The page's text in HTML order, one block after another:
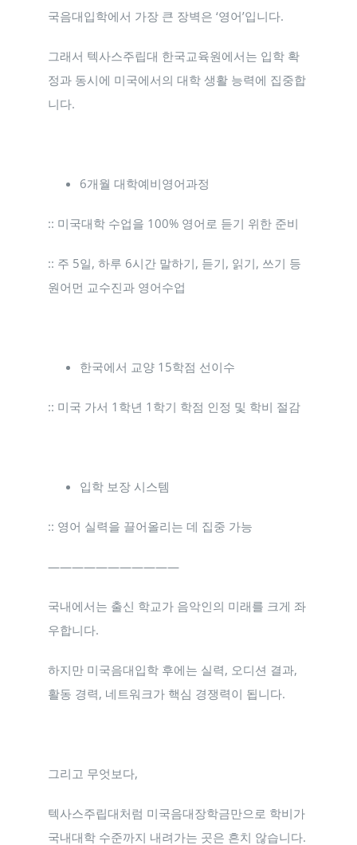
국음대입학에서 가장 큰 장벽은 ‘영어’입니다.
그래서 텍사스주립대 한국교육원에서는 입학 확
정과 동시에 미국에서의 대학 생활 능력에 집중합
니다.
6개월 대학예비영어과정
:: 미국대학 수업을 100% 영어로 듣기 위한 준비
:: 주 5일, 하루 6시간 말하기, 듣기, 읽기, 쓰기 등
원어먼 교수진과 영어수업
한국에서 교양 15학점 선이수
:: 미국 가서 1학년 1학기 학점 인정 및 학비 절감
입학 보장 시스템
:: 영어 실력을 끌어올리는 데 집중 가능
———————————
국내에서는 출신 학교가 음악인의 미래를 크게 좌
우합니다.
하지만 미국음대입학 후에는 실력, 오디션 결과,
활동 경력, 네트워크가 핵심 경쟁력이 됩니다.
그리고 무엇보다,
텍사스주립대처럼 미국음대장학금만으로 학비가
국내대학 수준까지 내려가는 곳은 흔치 않습니다.